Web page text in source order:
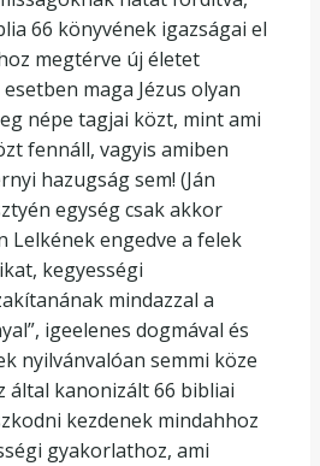
66 könyvének igazságai el
megtérve új életet
maga Jézus olyan
népe tagjai közt, mint ami
fennáll, vagyis amiben
hazugság sem! (Ján
egység csak akkor
Lelkének engedve a felek
kegyességi
mindazzal a
igeelenes dogmával és
nyilvánvalóan semmi köze
által kanonizált 66 bibliai
kezdenek mindahhoz
gyakorlathoz, ami